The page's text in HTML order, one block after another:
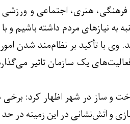
فرهنگی، هنری، اجتماعی و
به نیازهای مردم داشته باشیم
وی با تأکید بر نظام‌مند شدن
یک سازمان تاثیر
و ساز در شهر اظهار کرد:
و آتش‌نشانی در این زمینه در